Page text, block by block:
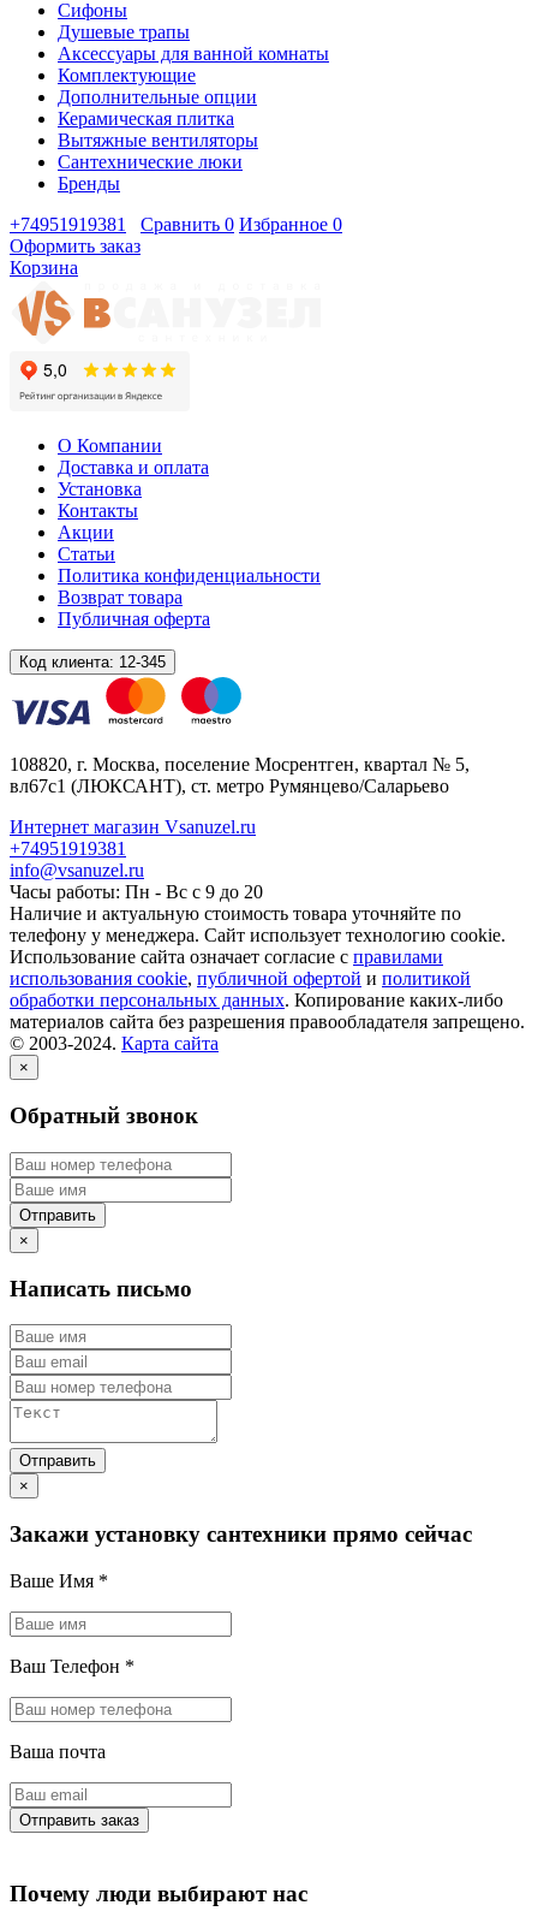
Сифоны
Душевые трапы
Аксессуары для ванной комнаты
Комплектующие
Дополнительные опции
Керамическая плитка
Вытяжные вентиляторы
Сантехнические люки
Бренды
+74951919381
Сравнить 0 Избранное 0
Оформить заказ
Корзина
О Компании
Доставка и оплата
Установка
Контакты
Акции
Статьи
Политика конфиденциальности
Возврат товара
Публичная оферта
Код клиента: 12-345
108820, г. Москва, поселение Мосрентген, квартал № 5,
вл67с1 (ЛЮКСАНТ), ст. метро Румянцево/Саларьево
Интернет магазин Vsanuzel.ru
+74951919381
info@vsanuzel.ru
Часы работы: Пн - Вс с 9 до 20
Наличие и актуальную стоимость товара уточняйте по
телефону у менеджера. Сайт использует технологию cookie.
Использование сайта означает согласие с правилами
использования cookie, публичной офертой и политикой
обработки персональных данных. Копирование каких-либо
материалов сайта без разрешения правообладателя запрещено.
© 2003-2024. Карта сайта
×
Обратный звонок
×
Написать письмо
×
Закажи установку сантехники прямо сейчас
Ваше Имя *
Ваш Телефон *
Ваша почта
Почему люди выбирают нас